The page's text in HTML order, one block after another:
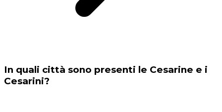
In quali città sono presenti le Cesarine e i
Cesarini?